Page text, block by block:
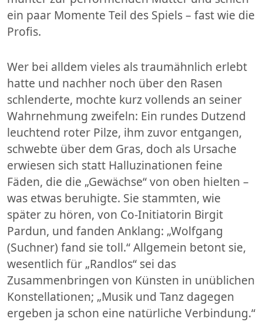
ein paar Momente Teil des Spiels – fast wie die
Profis.
Wer bei alldem vieles als traumähnlich erlebt
hatte und nachher noch über den Rasen
schlenderte, mochte kurz vollends an seiner
Wahrnehmung zweifeln: Ein rundes Dutzend
leuchtend roter Pilze, ihm zuvor entgangen,
schwebte über dem Gras, doch als Ursache
erwiesen sich statt Halluzinationen feine
Fäden, die die „Gewächse“ von oben hielten –
was etwas beruhigte. Sie stammten, wie
später zu hören, von Co-Initiatorin Birgit
Pardun, und fanden Anklang: „Wolfgang
(Suchner) fand sie toll.“ Allgemein betont sie,
wesentlich für „Randlos“ sei das
Zusammenbringen von Künsten in unüblichen
Konstellationen; „Musik und Tanz dagegen
ergeben ja schon eine natürliche Verbindung.“